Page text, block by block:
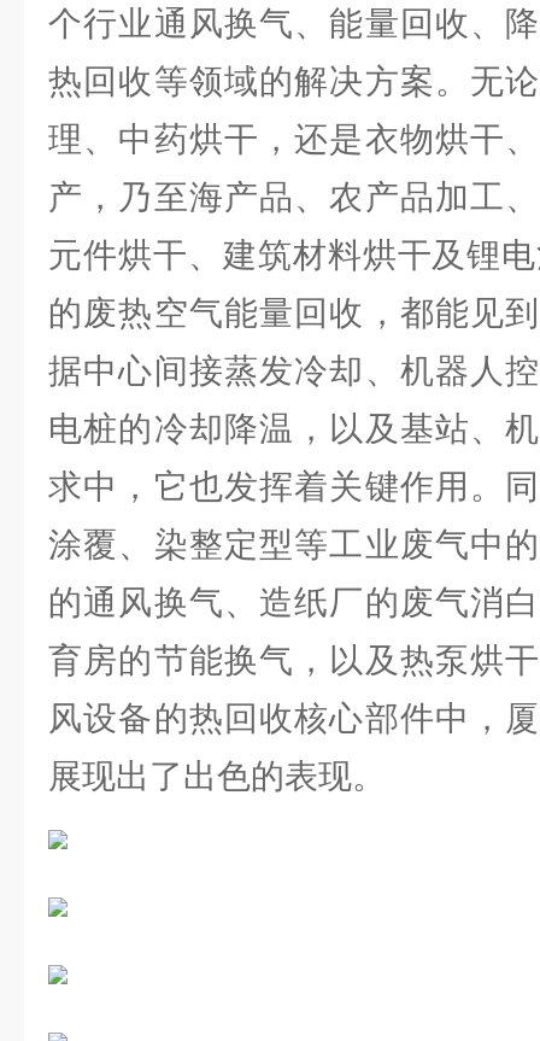
个行业通风换气、能量回收、
热回收等领域的解决方案。无
理、中药烘干，还是衣物烘干
产，乃至海产品、农产品加工
元件烘干、建筑材料烘干及锂
的废热空气能量回收，都能见
据中心间接蒸发冷却、机器人
电桩的冷却降温，以及基站、
求中，它也发挥着关键作用。
涂覆、染整定型等工业废气中
的通风换气、造纸厂的废气消
育房的节能换气，以及热泵烘
风设备的热回收核心部件中，
展现出了出色的表现。